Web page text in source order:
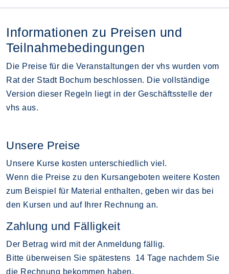
Informationen zu Preisen und
Teilnahmebedingungen
Die Preise für die Veranstaltungen der vhs wurden vom
Rat der Stadt Bochum beschlossen. Die vollständige
Version dieser Regeln liegt in der Geschäftsstelle der
vhs aus.
Unsere Preise
Unsere Kurse kosten unterschiedlich viel.
Wenn die Preise zu den Kursangeboten weitere Kosten
zum Beispiel für Material enthalten, geben wir das bei
den Kursen und auf Ihrer Rechnung an.
Zahlung und Fälligkeit
Der Betrag wird mit der Anmeldung fällig.
Bitte überweisen Sie spätestens 14 Tage nachdem Sie
die Rechnung bekommen haben.